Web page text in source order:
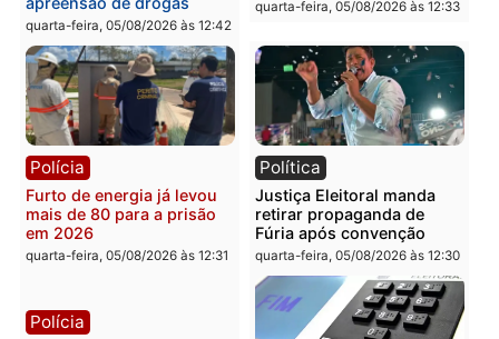
Política
Violência domina o debate
eleitoral e segurança vira
principal arma dos
candidatos ao Governo de
Rondônia
quarta-feira, 05/08/2026 às 12:48
Polícia
O dinheiro do crime: PF
apreende R$ 2 milhões
Porto Velho e expõe
esquema milionário de
lavagem
quarta-feira, 05/08/2026 às
Brasil Política